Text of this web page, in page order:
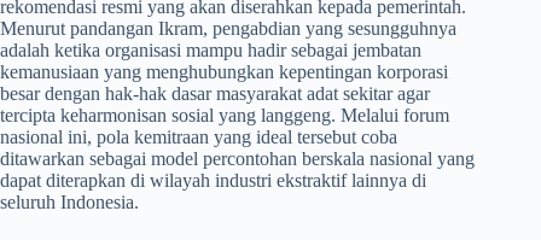
rekomendasi resmi yang akan diserahkan kepada pemerintah.
Menurut pandangan Ikram, pengabdian yang sesungguhnya
adalah ketika organisasi mampu hadir sebagai jembatan
kemanusiaan yang menghubungkan kepentingan korporasi
besar dengan hak-hak dasar masyarakat adat sekitar agar
tercipta keharmonisan sosial yang langgeng. Melalui forum
nasional ini, pola kemitraan yang ideal tersebut coba
ditawarkan sebagai model percontohan berskala nasional yang
dapat diterapkan di wilayah industri ekstraktif lainnya di
seluruh Indonesia.